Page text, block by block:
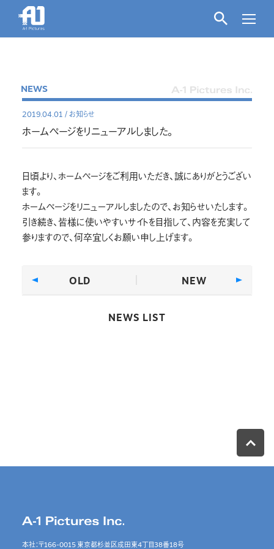
NEWS
2019.04.01 /お知らせ
ホームページをリニューアルしました。
日頃より、ホームページをご利用いただき、誠にありがとうござい
ます。
ホームページをリニューアルしましたので、お知らせいたします。
引き続き、皆様に使いやすいサイトを目指して、内容を充実して
参りますので、何卒宜しくお願い申し上げます。
OLD
NEWS LIST
NEW
本社：〒166-0015 東京都杉並区成田東4丁目38番18号